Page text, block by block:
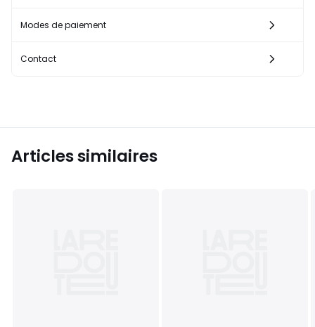
Modes de paiement
Contact
Articles similaires